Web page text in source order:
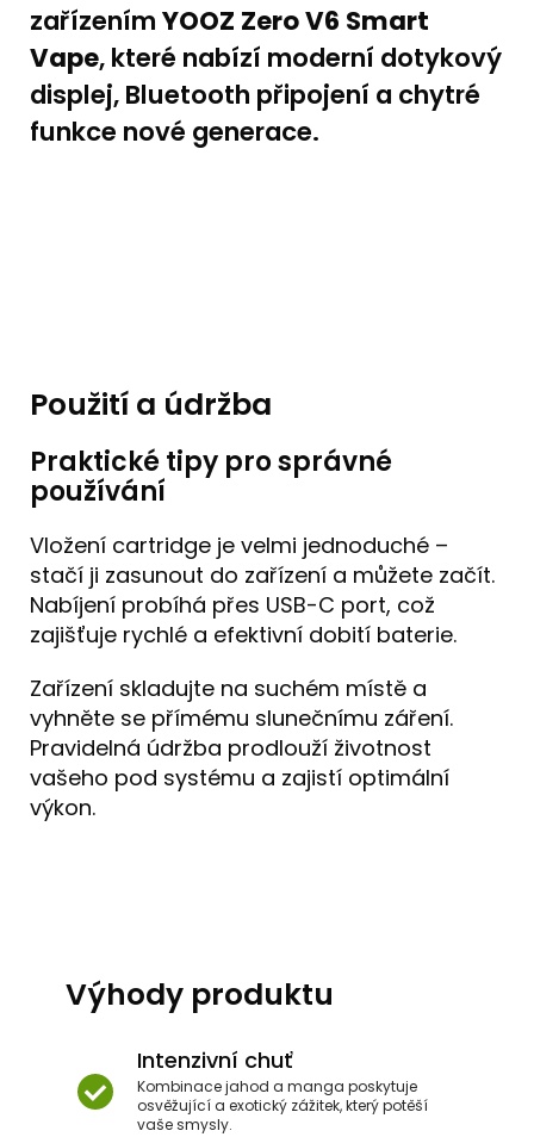
zařízením YOOZ Zero V6 Smart
Vape, které nabízí moderní dotykový
displej, Bluetooth připojení a chytré
funkce nové generace.
Použití a údržba
Praktické tipy pro správné
používání
Vložení cartridge je velmi jednoduché –
stačí ji zasunout do zařízení a můžete začít.
Nabíjení probíhá přes USB-C port, což
zajišťuje rychlé a efektivní dobití baterie.
Zařízení skladujte na suchém místě a
vyhněte se přímému slunečnímu záření.
Pravidelná údržba prodlouží životnost
vašeho pod systému a zajistí optimální
výkon.
Výhody produktu
Intenzivní chuť
Kombinace jahod a manga poskytuje
osvěžující a exotický zážitek, který potěší
vaše smysly.